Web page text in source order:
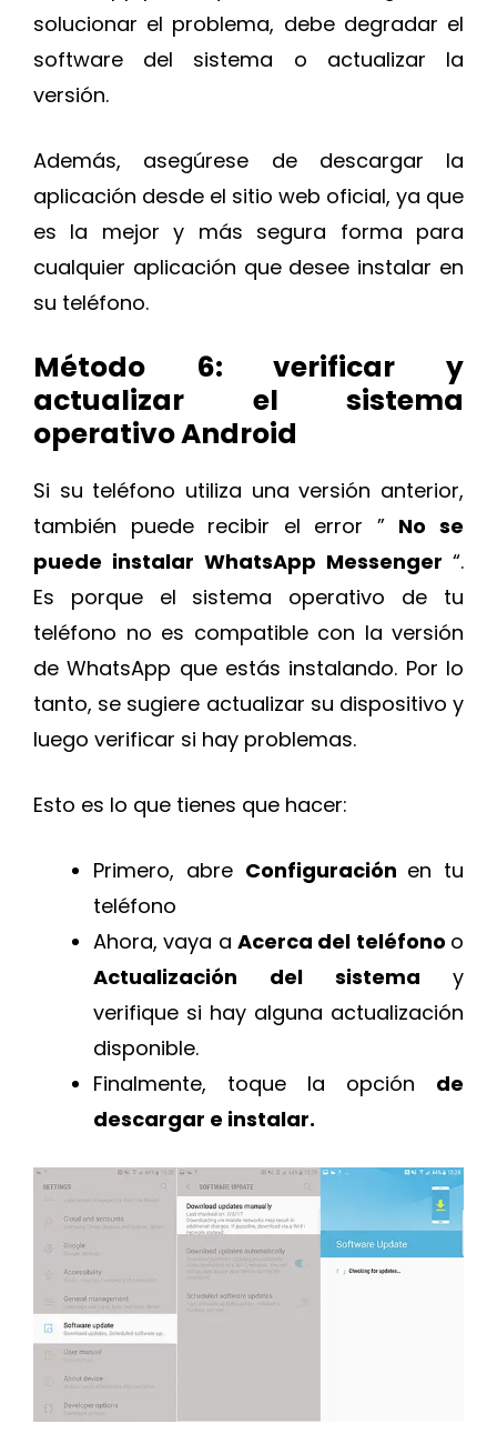
solucionar el problema, debe degradar el
software del sistema o actualizar la
versión.
Además, asegúrese de descargar la
aplicación desde el sitio web oficial, ya que
es la mejor y más segura forma para
cualquier aplicación que desee instalar en
su teléfono.
Método 6: verificar y
actualizar el sistema
operativo Android
Si su teléfono utiliza una versión anterior,
también puede recibir el error ” No se
puede instalar WhatsApp Messenger “.
Es porque el sistema operativo de tu
teléfono no es compatible con la versión
de WhatsApp que estás instalando. Por lo
tanto, se sugiere actualizar su dispositivo y
luego verificar si hay problemas.
Esto es lo que tienes que hacer:
Primero, abre Configuración en tu
teléfono
Ahora, vaya a Acerca del teléfono o
Actualización del sistema y
verifique si hay alguna actualización
disponible.
Finalmente, toque la opción de
descargar e instalar.